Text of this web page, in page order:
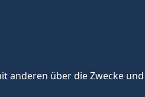
anderen über die Zwecke